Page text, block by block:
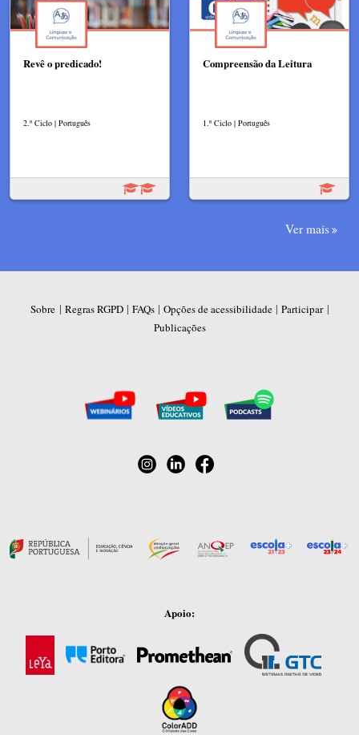
Revê o predicado!
2.º Ciclo | Português
Compreensão da Leitura
1.º Ciclo | Português
Ver mais
Sobre | Regras RGPD| FAQs| Opções de acessibilidade| Participar|
Publicações
Apoio: